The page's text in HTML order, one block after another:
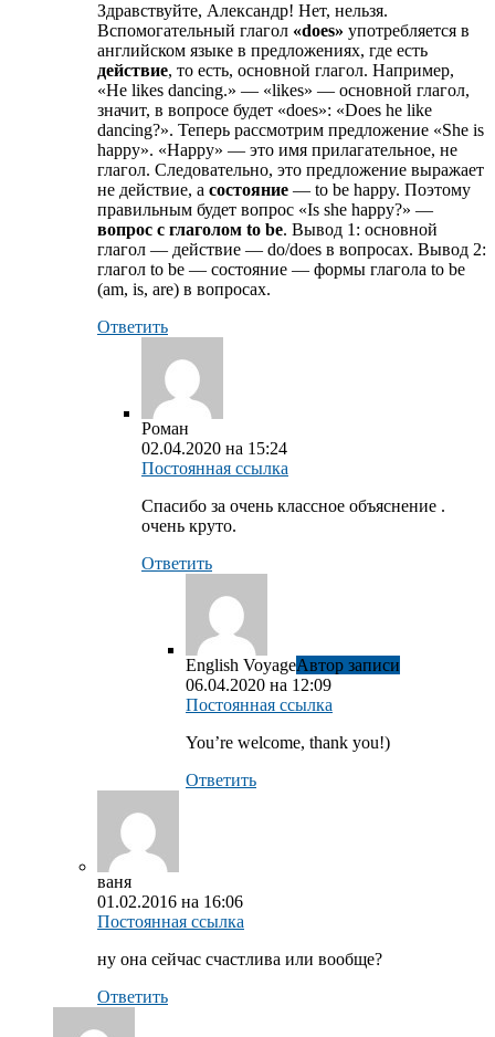
Здравствуйте, Александр! Нет, нельзя.
Вспомогательный глагол «does» употребляется в
английском языке в предложениях, где есть
действие, то есть, основной глагол. Например,
«He likes dancing.» — «likes» — основной глагол,
значит, в вопросе будет «does»: «Does he like
dancing?». Теперь рассмотрим предложение «She is
happy». «Happy» — это имя прилагательное, не
глагол. Следовательно, это предложение выражает
не действие, а состояние — to be happy. Поэтому
правильным будет вопрос «Is she happy?» —
вопрос с глаголом to be. Вывод 1: основной
глагол — действие — do/does в вопросах. Вывод 2:
глагол to be — состояние — формы глагола to be
(am, is, are) в вопросах.
Ответить
Роман
02.04.2020 на 15:24
Постоянная ссылка
Cпасибо за очень классное объяснение .
очень круто.
Ответить
English VoyageАвтор записи
06.04.2020 на 12:09
Постоянная ссылка
You’re welcome, thank you!)
Ответить
ваня
01.02.2016 на 16:06
Постоянная ссылка
ну она сейчас счастлива или вообще?
Ответить